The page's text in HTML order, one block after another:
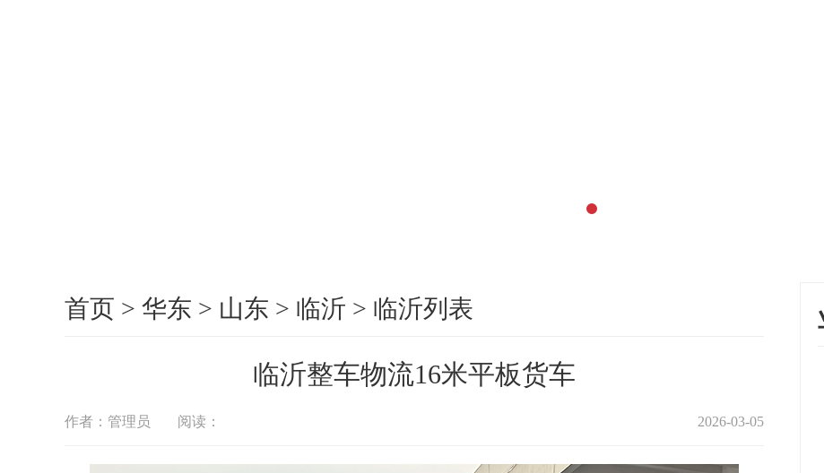
首页 > 华东 > 山东 > 临沂 > 临沂列表
临沂整车物流16米平板货车
作者：管理员 阅读： 2026-03-05